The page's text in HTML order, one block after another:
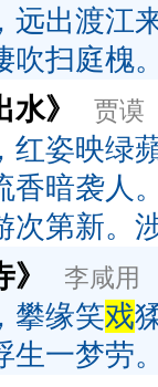
远出渡江
吹扫庭槐
水》
贾谟
红姿映绿
香暗袭人
次第新。
》
李咸用
攀缘笑戏
生一梦劳